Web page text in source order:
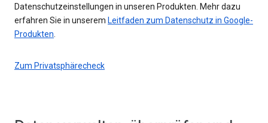
Datenschutzeinstellungen in unseren Produkten. Mehr dazu
erfahren Sie in unserem Leitfaden zum Datenschutz in Google-
Produkten
Zum Privatsphärecheck